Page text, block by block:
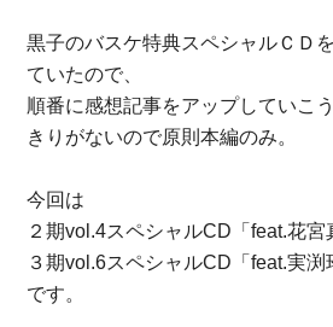
黒子のバスケ特典スペシャルＣＤ
ていたので、
順番に感想記事をアップしていこ
きりがないので原則本編のみ。
今回は
２期vol.4スペシャルCD「feat.花宮
３期vol.6スペシャルCD「feat.実渕
です。